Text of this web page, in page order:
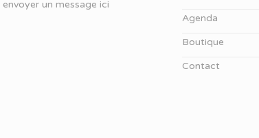
envoyer un message ici
Agenda
Boutique
Contact